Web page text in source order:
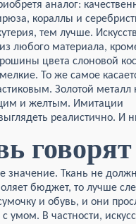
аналог:
кораллы и
тем лучше.
любого материала,
цвета слоновой
То же самое
Золотой металл
и желтым. Имитации
реалистично. И
значение. Ткань не
бюджет, то лучше
и обувь, и они
умом. В частности,